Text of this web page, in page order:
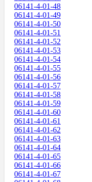
06141-4-01-48
06141-4-01-49
06141-4-01-50
06141-4-01-51
06141-4-01-52
06141-4-01-53
06141-4-01-54
06141-4-01-55
06141-4-01-56
06141-4-01-57
06141-4-01-58
06141-4-01-59
06141-4-01-60
06141-4-01-61
06141-4-01-62
06141-4-01-63
06141-4-01-64
06141-4-01-65
06141-4-01-66
06141-4-01-67